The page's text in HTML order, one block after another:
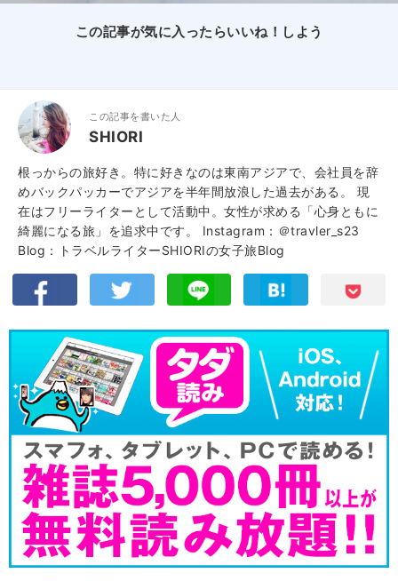
この記事が気に入ったらいいね！しよう
この記事を書いた人
SHIORI
根っからの旅好き。特に好きなのは東南アジアで、会社員を辞
めバックパッカーでアジアを半年間放浪した過去がある。 現
在はフリーライターとして活動中。女性が求める「心身ともに
綺麗になる旅」を追求中です。 Instagram： ＠travler_s23
Blog：
トラベルライターSHIORIの女子旅Blog